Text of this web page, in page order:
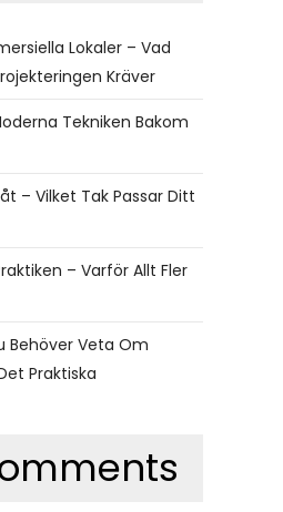
Lokaler – Vad
Kräver
Tekniken Bakom
– Vilket Tak Passar Ditt
– Varför Allt Fler
Behöver Veta Om
Praktiska